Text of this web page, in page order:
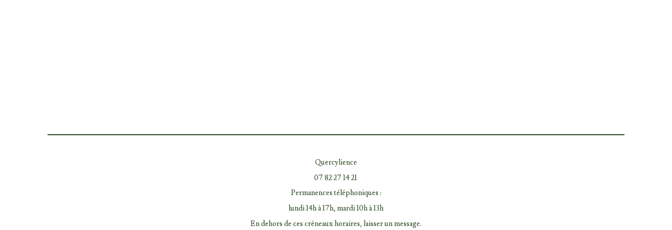
Quercylience
07 82 27 14 21
Permanences téléphoniques :
lundi 14h à 17h, mardi 10h à 13h
En dehors de ces créneaux horaires, laisser un message.